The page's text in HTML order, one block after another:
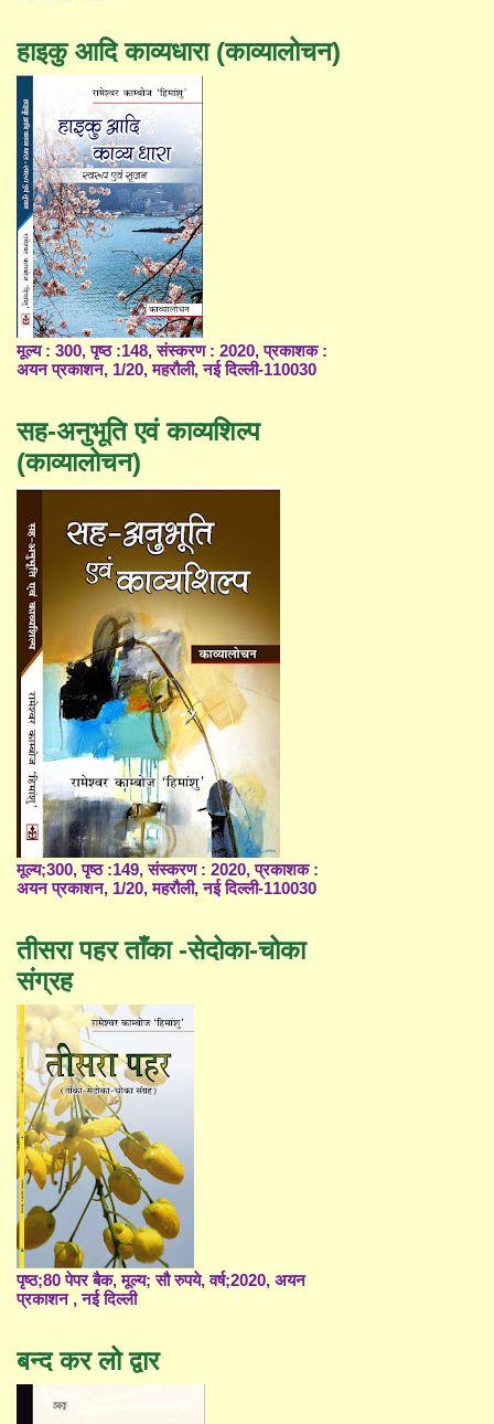
हाइकु आदि काव्यधारा (काव्यालोचन)
मूल्य : 300, पृष्ठ :148, संस्करण : 2020, प्रकाशक :
अयन प्रकाशन, 1/20, महरौली, नई दिल्ली-110030
सह-अनुभूति एवं काव्यशिल्प
(काव्यालोचन)
मूल्य;300, पृष्ठ :149, संस्करण : 2020, प्रकाशक :
अयन प्रकाशन, 1/20, महरौली, नई दिल्ली-110030
तीसरा पहर ताँका -सेदोका-चोका
संग्रह
पृष्ठ;80 पेपर बैक, मूल्य; सौ रुपये, वर्ष;2020, अयन
प्रकाशन , नई दिल्ली
बन्द कर लो द्वार